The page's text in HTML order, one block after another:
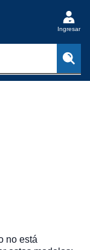
Ingresar
no está